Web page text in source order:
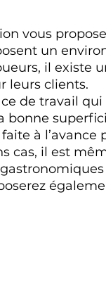
vous
un
il existe
leurs clients.
de travail
bonne
à
cas, il est